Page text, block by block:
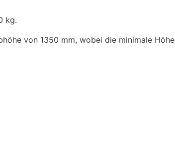
kg.
von 1350 mm, wobei die minimale Höhe